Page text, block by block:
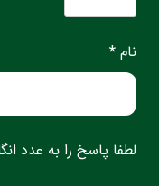
نام *
لطفا پاسخ را به عدد